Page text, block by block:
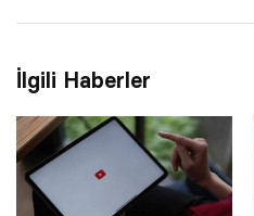
İlgili Haberler